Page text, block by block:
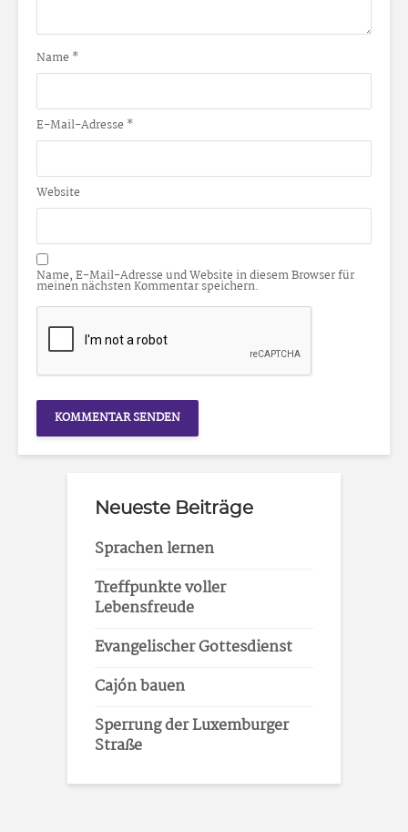
Name *
E-Mail-Adresse *
Website
Name, E-Mail-Adresse und Website in diesem Browser für
meinen nächsten Kommentar speichern.
Neueste Beiträge
Sprachen lernen
Treffpunkte voller
Lebensfreude
Evangelischer Gottesdienst
Cajón bauen
Sperrung der Luxemburger
Straße